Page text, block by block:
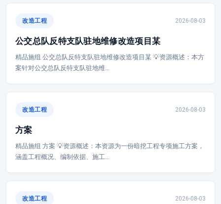
改造工程 2026-08-03
公交总队反特支队驻地维修改造项目某
精品施组 公交总队反特支队驻地维修改造项目某 💡资源概述：本方
案针对公交总队反特支队驻地维…
改造工程 2026-08-03
方案
精品施组 方案 💡资源概述：本资源为一份暗挖工程专项施工方案，
涵盖工程概况、编制依据、施工…
改造工程 2026-08-03